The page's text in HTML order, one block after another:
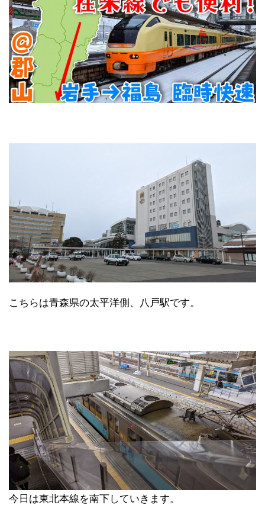
こちらは青森県の太平洋側、八戸駅です。
今日は東北本線を南下していきます。